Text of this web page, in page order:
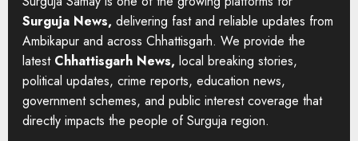
Surguja News, delivering fast and reliable updates from
Ambikapur and across Chhattisgarh. We provide the
latest Chhattisgarh News, local breaking stories,
political updates, crime reports, education news,
government schemes, and public interest coverage that
directly impacts the people of Surguja region.